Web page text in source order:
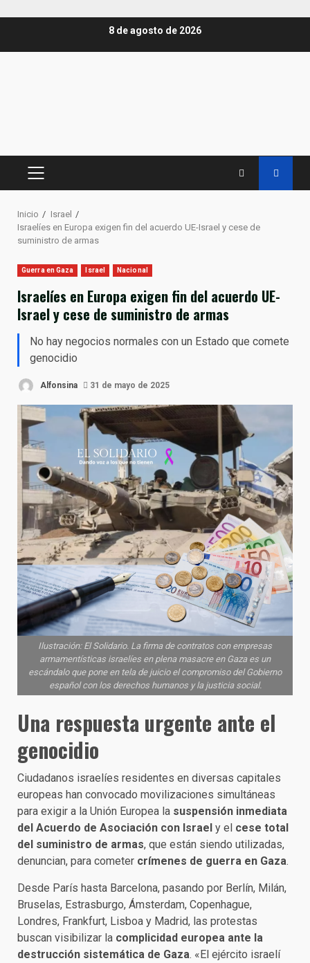
8 de agosto de 2026
MENÚ
Inicio
Israel
Israelíes en Europa exigen fin del acuerdo UE-Israel y cese de
suministro de armas
Guerra en Gaza Israel Nacional
Israelíes en Europa exigen fin del acuerdo UE-
Israel y cese de suministro de armas
No hay negocios normales con un Estado que comete
genocidio
Alfonsina 31 de mayo de 2025
Ilustración: El Solidario. La firma de contratos con empresas
armamentísticas israelíes en plena masacre en Gaza es un
escándalo que pone en tela de juicio el compromiso del Gobierno
español con los derechos humanos y la justicia social.
Una respuesta urgente ante el
genocidio
Ciudadanos israelíes residentes en diversas capitales
europeas han convocado movilizaciones simultáneas
para exigir a la Unión Europea la suspensión inmediata
del Acuerdo de Asociación con Israel y el cese total
del suministro de armas, que están siendo utilizadas,
denuncian, para cometer crímenes de guerra en Gaza.
Desde París hasta Barcelona, pasando por Berlín, Milán,
Bruselas, Estrasburgo, Ámsterdam, Copenhague,
Londres, Frankfurt, Lisboa y Madrid, las protestas
buscan visibilizar la complicidad europea ante la
destrucción sistemática de Gaza. «El ejército israelí